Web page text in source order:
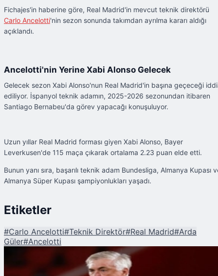
Fichajes'in haberine göre, Real Madrid'in mevcut teknik direktörü
Carlo Ancelotti'nin sezon sonunda takımdan ayrılma kararı aldığı
açıklandı.
Ancelotti'nin Yerine Xabi Alonso Gelecek
Gelecek sezon Xabi Alonso'nun Real Madrid'in başına geçeceği
ediliyor. İspanyol teknik adamın, 2025-2026 sezonundan itibaren
Santiago Bernabeu'da görev yapacağı konuşuluyor.
Uzun yıllar Real Madrid forması giyen Xabi Alonso, Bayer
Leverkusen'de 115 maça çıkarak ortalama 2.23 puan elde etti.
Bunun yanı sıra, başarılı teknik adam Bundesliga, Almanya Kupası
Almanya Süper Kupası şampiyonlukları yaşadı.
Etiketler
#Carlo Ancelotti#Teknik Direktör#Real Madrid#Arda
Güler#Ancelotti